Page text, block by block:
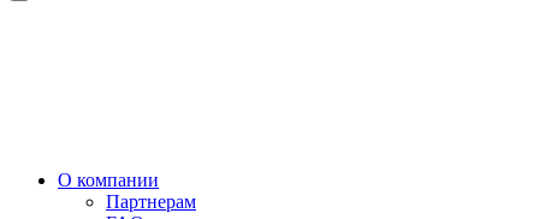
О компании
Партнерам